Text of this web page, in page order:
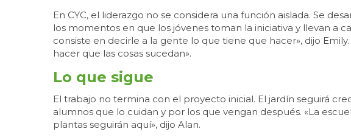
En CYC, el liderazgo no se considera una función aislada. Se
los momentos en que los jóvenes toman la iniciativa y llevan a
consiste en decirle a la gente lo que tiene que hacer», dijo
hacer que las cosas sucedan».
Lo que sigue
El trabajo no termina con el proyecto inicial. El jardín seguirá
alumnos que lo cuidan y por los que vengan después. «La
plantas seguirán aquí», dijo Alan.